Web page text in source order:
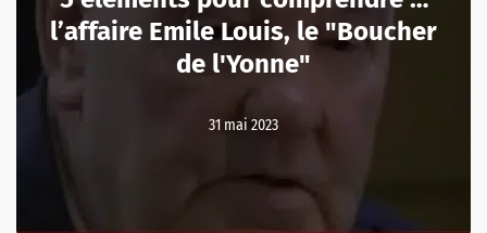
l’affaire Emile Louis, le "Boucher
de l'Yonne"
31 mai 2023